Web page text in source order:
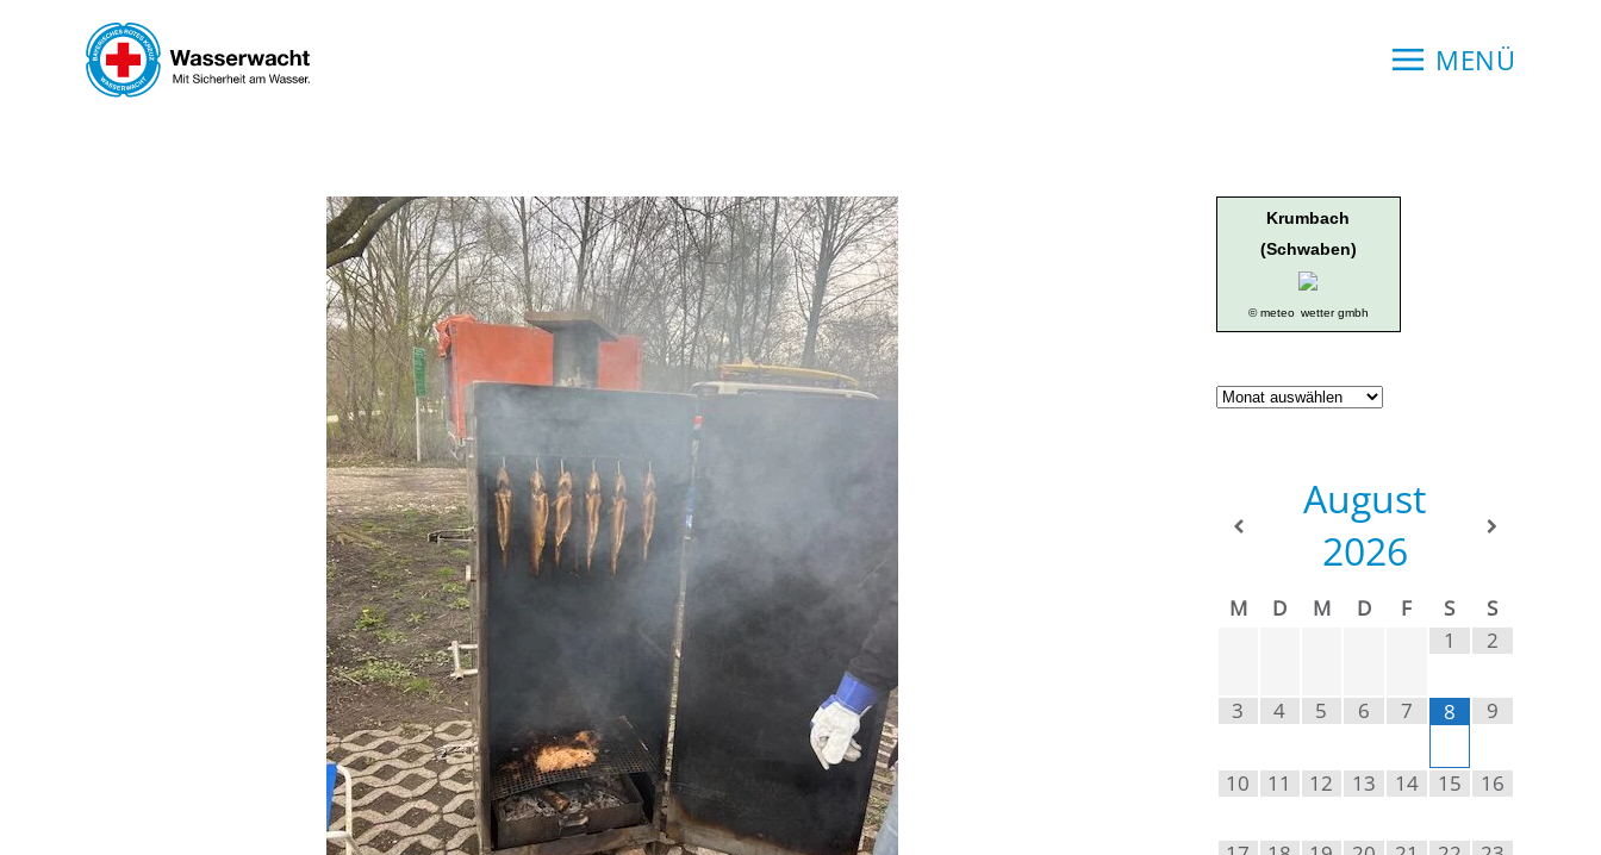
Skip to main content MENÜ
Krumbach
(Schwaben)
© meteo wetter gmbh
Geschichte
August
2026
M D M D F S
S
1
2
3 4 5 6 7 8 9
10 11 12 13 14 15 16